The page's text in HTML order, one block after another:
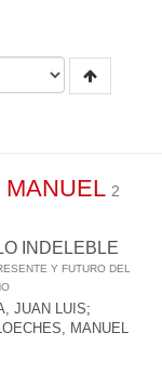
MANUEL 2
INDELEBLE
Y FUTURO DEL
JUAN LUIS;
MANUEL